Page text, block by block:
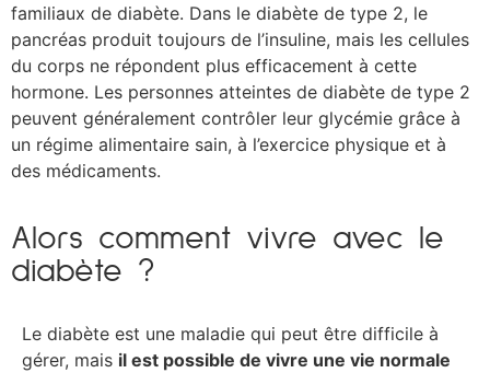
familiaux de diabète. Dans le diabète de type 2, le
pancréas produit toujours de l’insuline, mais les cellules
du corps ne répondent plus efficacement à cette
hormone. Les personnes atteintes de diabète de type 2
peuvent généralement contrôler leur glycémie grâce à
un régime alimentaire sain, à l’exercice physique et à
des médicaments.
Alors comment vivre avec le
diabète ?
Le diabète est une maladie qui peut être difficile à
gérer, mais il est possible de vivre une vie normale